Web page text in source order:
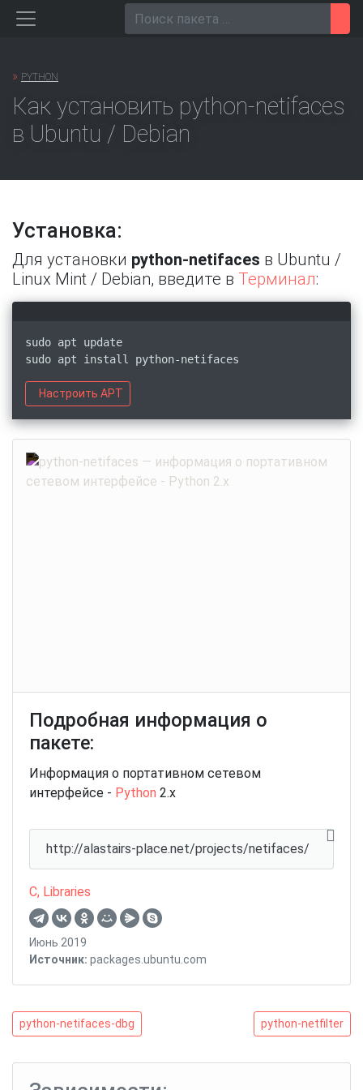
Перейти
» PYTHON
Как установить python-netifaces
в Ubuntu / Debian
Установка:
Для установки python-netifaces в Ubuntu /
Linux Mint / Debian, введите в Терминал:
sudo apt update
sudo apt install python-netifaces
Настроить APT
Подробная информация о
пакете:
Информация о портативном сетевом
интерфейсе - Python 2.x
http://alastairs-place.net/projects/netifaces/
C, Libraries
Июнь 2019
Источник: packages.ubuntu.com
Навигация
записям
python-
netifaces-
dbg
python-netifaces-dbg
python-
netfilter
python-netfilter